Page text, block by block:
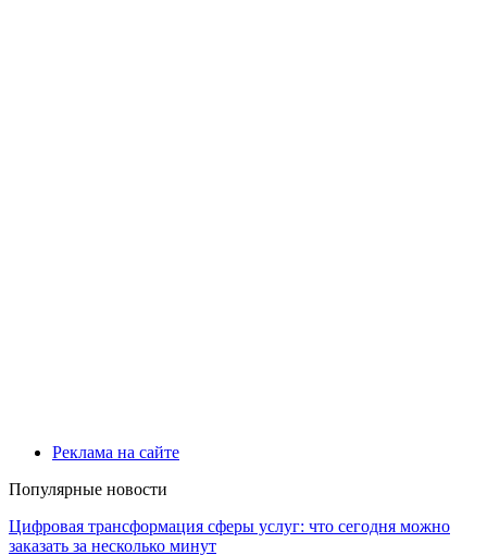
Реклама на сайте
Популярные новости
Цифровая трансформация сферы услуг: что сегодня можно
заказать за несколько минут